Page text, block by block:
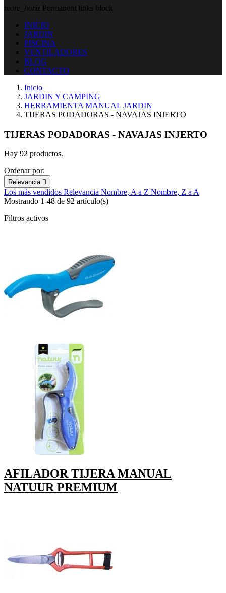
more_horiz Permanent links block
INICIO
JARDIN
PISCINA
VENTILADORES
BLOG
CONTACTO
Inicio
JARDIN Y CAMPING
HERRAMIENTA MANUAL JARDIN
TIJERAS PODADORAS - NAVAJAS INJERTO
TIJERAS PODADORAS - NAVAJAS INJERTO
Hay 92 productos.
Ordenar por:
Relevancia 
Los más vendidos Relevancia Nombre, A a Z Nombre, Z a A
Mostrando 1-48 de 92 artículo(s)
Filtros activos
AFILADOR TIJERA MANUAL
NATUUR PREMIUM